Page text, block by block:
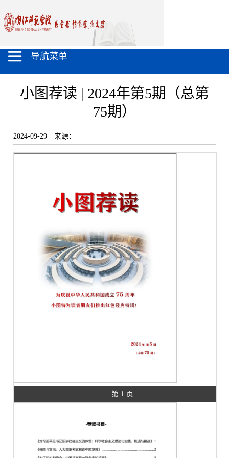
导航菜单
小图荐读 | 2024年第5期（总第
75期）
2024-09-29 来源：
第 1 页